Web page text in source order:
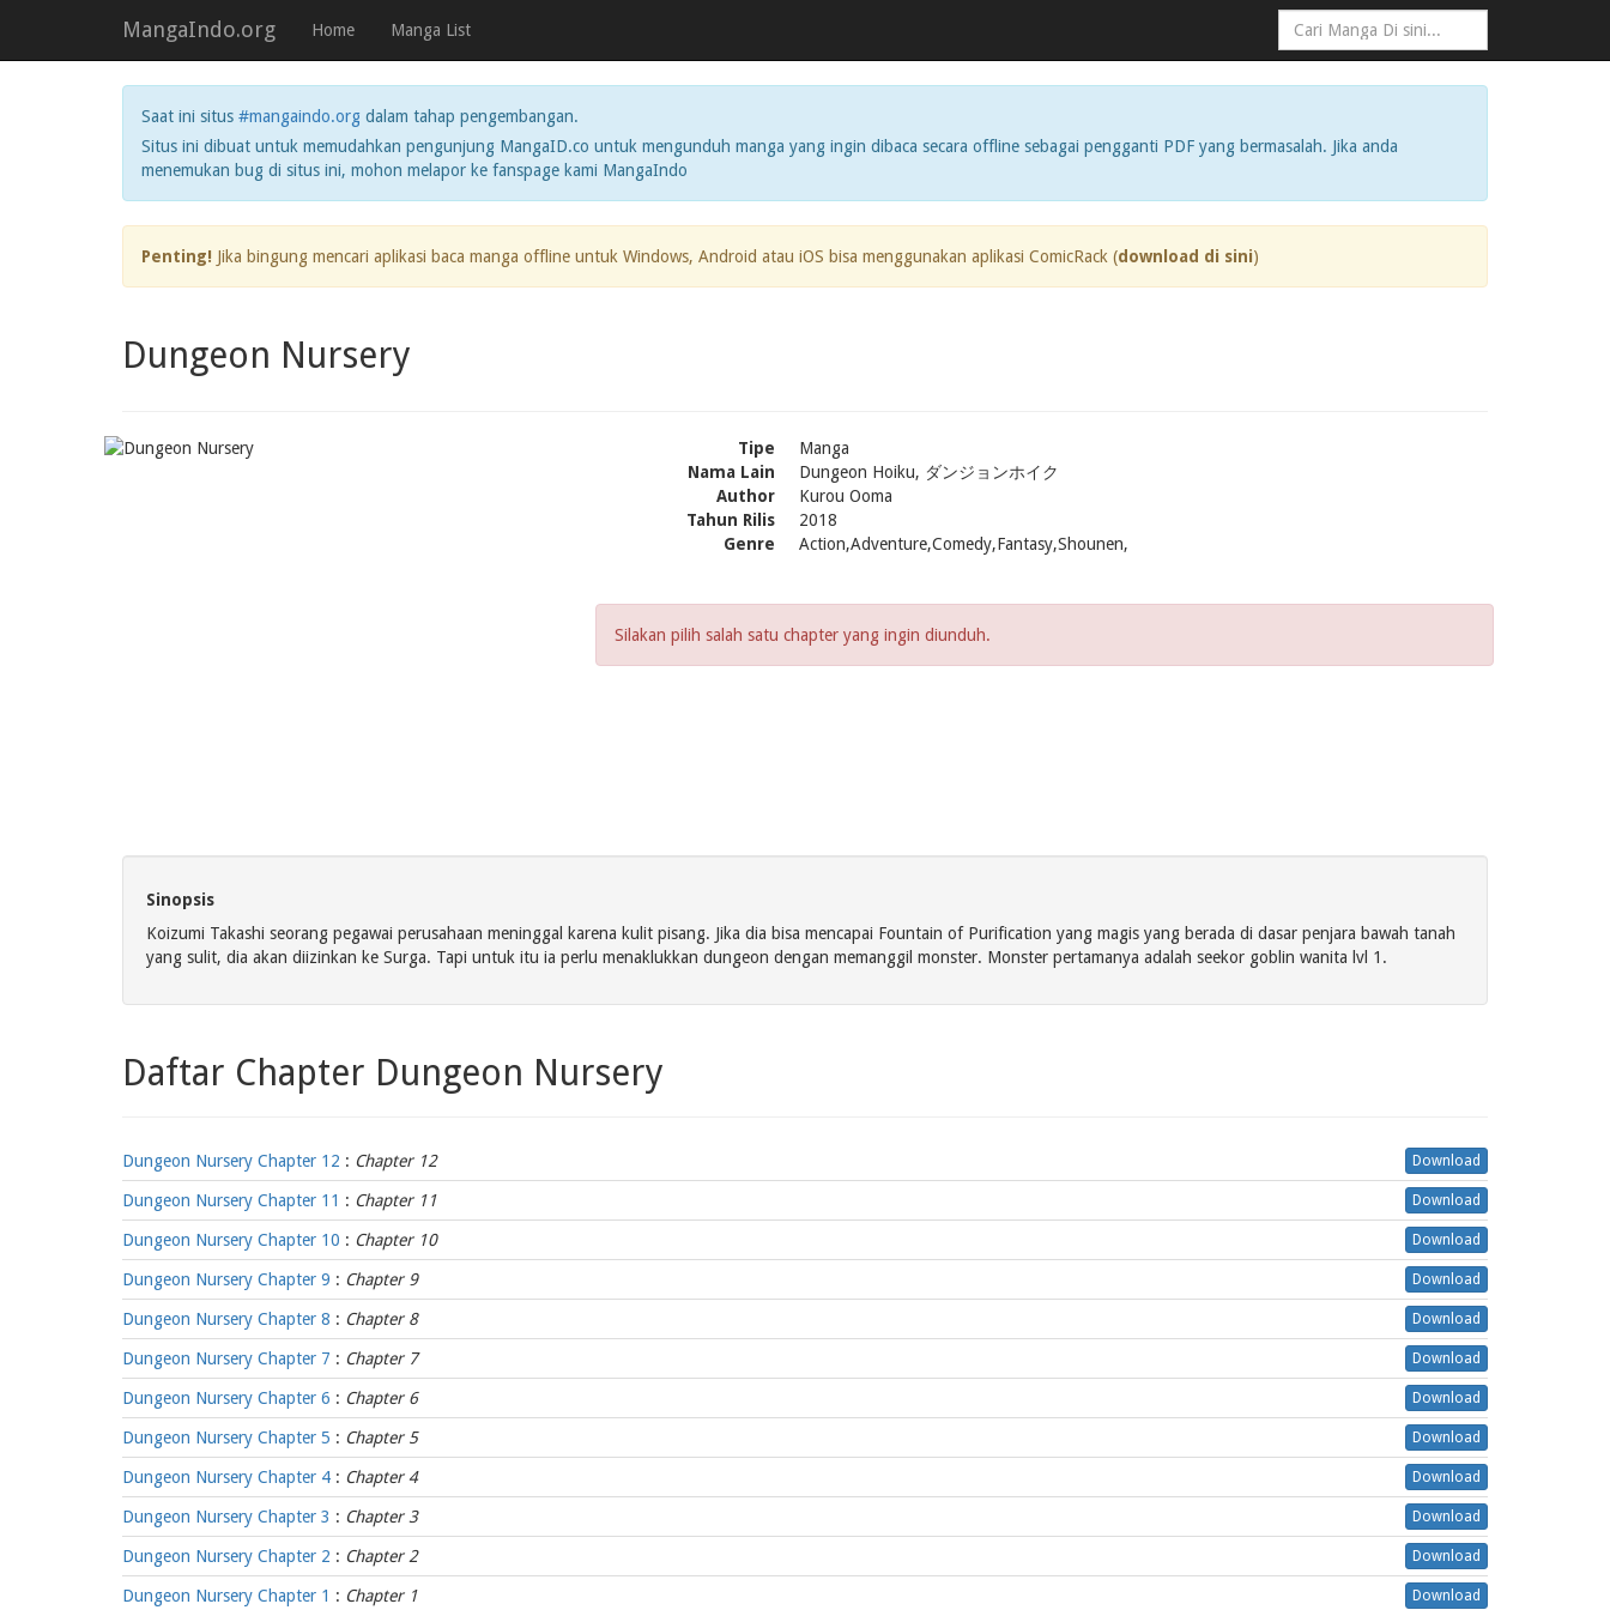
MangaIndo.org Home Manga List
Saat ini situs #mangaindo.org dalam tahap pengembangan.
Situs ini dibuat untuk memudahkan pengunjung MangaID.co untuk mengunduh manga yang ingin dibaca secara offline sebagai pengganti PDF yang bermasalah. Jika anda
menemukan bug di situs ini, mohon melapor ke fanspage kami MangaIndo
Penting! Jika bingung mencari aplikasi baca manga offline untuk Windows, Android atau iOS bisa menggunakan aplikasi ComicRack (download di sini)
Dungeon Nursery
Tipe
Manga
Nama Lain
Dungeon Hoiku, ダンジョンホイク
Author
Kurou Ooma
Tahun Rilis
2018
Genre
Action,Adventure,Comedy,Fantasy,Shounen,
Silakan pilih salah satu chapter yang ingin diunduh.
Sinopsis
Koizumi Takashi seorang pegawai perusahaan meninggal karena kulit pisang. Jika dia bisa mencapai Fountain of Purification yang magis yang berada di dasar penjara bawah tanah
yang sulit, dia akan diizinkan ke Surga. Tapi untuk itu ia perlu menaklukkan dungeon dengan memanggil monster. Monster pertamanya adalah seekor goblin wanita lvl 1.
Daftar Chapter Dungeon Nursery
Dungeon Nursery Chapter 12 : Chapter 12 Download
Dungeon Nursery Chapter 11 : Chapter 11 Download
Dungeon Nursery Chapter 10 : Chapter 10 Download
Dungeon Nursery Chapter 9 : Chapter 9 Download
Dungeon Nursery Chapter 8 : Chapter 8 Download
Dungeon Nursery Chapter 7 : Chapter 7 Download
Dungeon Nursery Chapter 6 : Chapter 6 Download
Dungeon Nursery Chapter 5 : Chapter 5 Download
Dungeon Nursery Chapter 4 : Chapter 4 Download
Dungeon Nursery Chapter 3 : Chapter 3 Download
Dungeon Nursery Chapter 2 : Chapter 2 Download
Dungeon Nursery Chapter 1 : Chapter 1 Download